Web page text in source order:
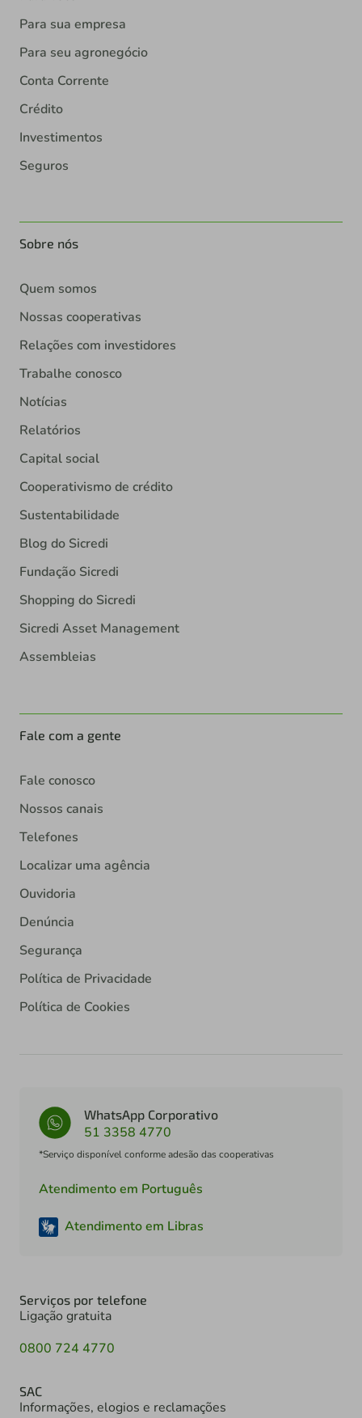
Para sua empresa
Para seu agronegócio
Conta Corrente
Crédito
Investimentos
Seguros
Sobre nós
Quem somos
Nossas cooperativas
Relações com investidores
Trabalhe conosco
Notícias
Relatórios
Capital social
Cooperativismo de crédito
Sustentabilidade
Blog do Sicredi
Fundação Sicredi
Shopping do Sicredi
Sicredi Asset Management
Assembleias
Fale com a gente
Fale conosco
Nossos canais
Telefones
Localizar uma agência
Ouvidoria
Denúncia
Segurança
Política de Privacidade
Política de Cookies
WhatsApp Corporativo
51 3358 4770
*Serviço disponível conforme adesão das cooperativas
Atendimento em Português
Atendimento em Libras
Serviços por telefone
Ligação gratuita
0800 724 4770
SAC
Informações, elogios e reclamações